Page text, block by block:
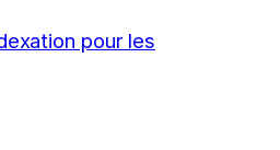
pour les